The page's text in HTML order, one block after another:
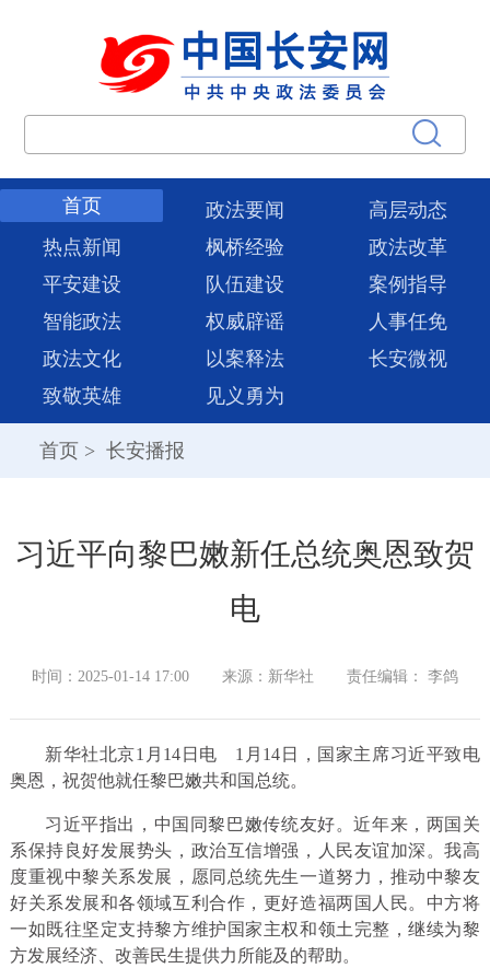
首页 政法要闻
高层动态
热点新闻
枫桥经验
政法改革
平安建设
队伍建设
案例指导
智能政法
权威辟谣
人事任免
政法文化
以案释法
长安微视
致敬英雄
见义勇为
首页 > 长安播报
习近平向黎巴嫩新任总统奥恩致贺
电
时间：2025-01-14 17:00 来源：新华社 责任编辑： 李鸽
新华社北京1月14日电 1月14日，国家主席习近平致电
奥恩，祝贺他就任黎巴嫩共和国总统。
习近平指出，中国同黎巴嫩传统友好。近年来，两国关
系保持良好发展势头，政治互信增强，人民友谊加深。我高
度重视中黎关系发展，愿同总统先生一道努力，推动中黎友
好关系发展和各领域互利合作，更好造福两国人民。中方将
一如既往坚定支持黎方维护国家主权和领土完整，继续为黎
方发展经济、改善民生提供力所能及的帮助。